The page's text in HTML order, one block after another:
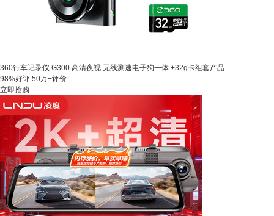
360行车记录仪 G300 高清夜视 无线测速电子狗一体 +32g卡组套产品
98%好评 50万+评价
立即抢购